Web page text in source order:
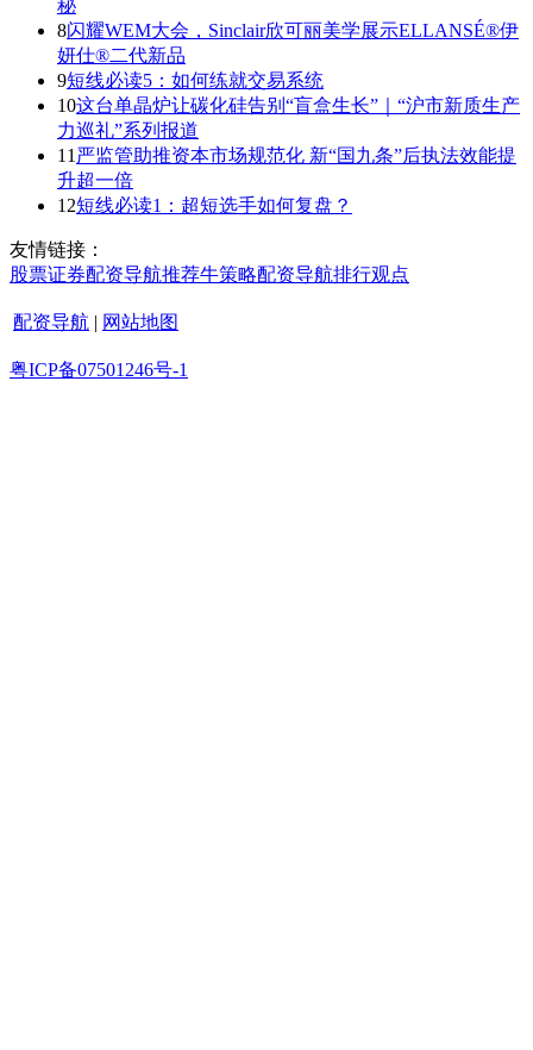
秘
8闪耀WEM大会，Sinclair欣可丽美学展示ELLANSÉ®伊
妍仕®二代新品
9短线必读5：如何练就交易系统
10这台单晶炉让碳化硅告别“盲盒生长”｜“沪市新质生产
力巡礼”系列报道
11 严监管助推资本市场规范化 新“国九条”后执法效能提
升超一倍
12短线必读1：超短选手如何复盘？
友情链接：
股票证券配资导航推荐牛策略配资导航排行观点
配资导航 | 网站地图
粤ICP备07501246号-1